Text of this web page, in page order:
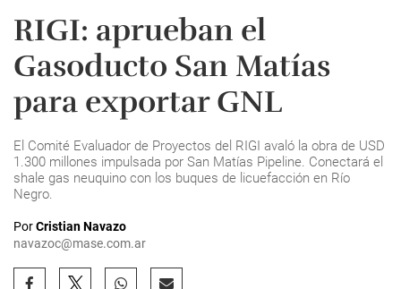
RIGI: aprueban el
Gasoducto San Matías
para exportar GNL
El Comité Evaluador de Proyectos del RIGI avaló la obra de USD
1.300 millones impulsada por San Matías Pipeline. Conectará el
shale gas neuquino con los buques de licuefacción en Río
Negro.
PorCristian Navazo
navazoc@mase.com.ar